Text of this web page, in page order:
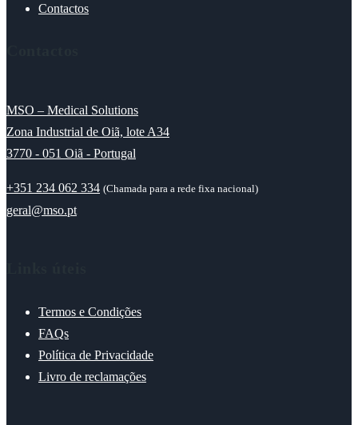
Contactos
MSO – Medical Solutions
Zona Industrial de Oiã, lote A34
3770 - 051 Oiã - Portugal
+351 234 062 334 (Chamada para a rede fixa nacional)
geral@mso.pt
Termos e Condições
FAQs
Política de Privacidade
Livro de reclamações